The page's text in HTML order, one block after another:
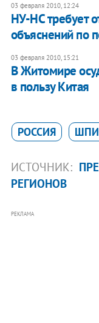
03 февраля 2010, 12:24
НУ-НС требует
объяснений по
03 февраля 2010, 15:21
В Житомире
в пользу Китая
РОССИЯ
ИСТОЧНИК:
РЕГИОНОВ
РЕКЛАМА